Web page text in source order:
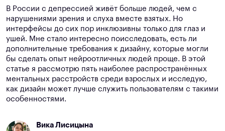
В России с депрессией живёт больше людей, чем с
нарушениями зрения и слуха вместе взятых. Но
интерфейсы до сих пор инклюзивны только для глаз и
ушей. Мне стало интересно поисследовать, есть ли
дополнительные требования к дизайну, которые могли
бы сделать опыт нейроотличных людей проще. В этой
статье я рассмотрю пять наиболее распространённых
ментальных расстройств среди взрослых и исследую,
как дизайн может лучше служить пользователям с такими
особенностями.
Вика Лисицына